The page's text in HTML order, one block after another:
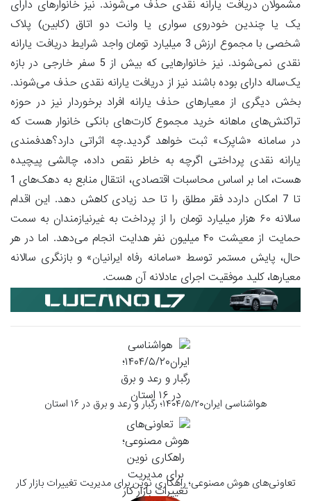
مشمولان دریافت یارانه نقدی حذف می‌شوند. نیز خانوارهای دارای
یک یا چندین خودروی سواری یا وانت دو اتاق (کابین) پلاک
شخصی با مجموع ارزش 3 میلیارد تومان واجد شرایط دریافت یارانه
نقدی نمی‌شوند. نیز خانوارهایی که بیش از 5 سفر خارجی در بازه
یک‌ساله دارای بوده باشند نیز از دریافت یارانه نقدی حذف می‌شوند.
بخش دیگری از معیارهای حذف یارانه افراد برخوردار نیز در حوزه
تراکنش‌های ماهانه خرید مجموع کارت‌های بانکی خانوار هست که
در سامانه «شاپرک» ثبت خواهد گردید.چه اثراتی دارد؟هدفمندی
یارانه‌ نقدی پرداختی اگرچه به خاطر نقص داده، چالشی پیچیده
هست، اما بر اساس محاسبات اقتصادی، انتقال منابع به دهک‌های 1
تا 7 امکان داردد فقر مطلق را تا حد زیادی کاهش دهد. این اقدام
سالانه ۶۰ هزار میلیارد تومان را از پرداخت به غیرنیازمندان به سمت
حمایت از معیشت ۴۰ میلیون نفر هدایت انجام می‌دهد. اما در هر
حال، پایش مستمر توسط «سامانه رفاه ایرانیان» و بازنگری سالانه
معیارها، کلید موفقیت اجرای عادلانه آن هست.
هواشناسی ایران۱۴۰۴/۵/۲۰؛ رگبار و رعد و برق در ۱۶ استان
تعاونی‌های هوش مصنوعی؛ راهکاری نوین برای مدیریت تغییرات بازار کار